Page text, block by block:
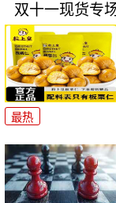
双十一现货专
最热